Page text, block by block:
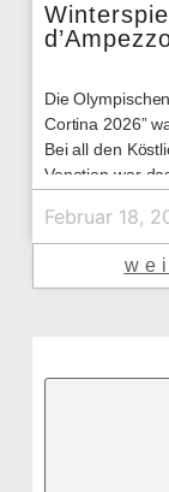
Die
Cortina 2026”
Bei all den
Venetien war
Februar 18,